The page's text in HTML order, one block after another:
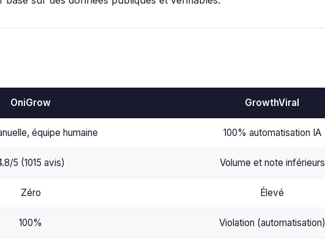
OniGrow GrowthViral
équipe humaine 100% automatisation IA
5 (1015 avis) Volume et note inférieurs
Zéro Élevé
100% Violation (automatisation)